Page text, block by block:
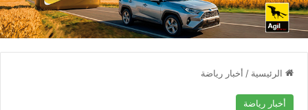
الرئيسية / أخبار رياضة
أخبار رياضة